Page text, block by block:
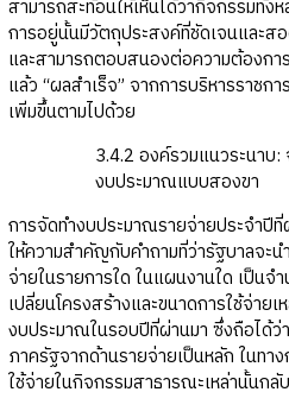
สามารถสะท้อนให้เห็นได้ว่ากิจกรรมทั้ง
การอยู่นั้นมีวัตถุประสงค์ที่ชัดเจนและส
และสามารถตอบสนองต่อความต้องกา
แล้ว “ผลสำเร็จ” จากการบริหารราชก
เพิ่มขึ้นตามไปด้วย
3.4.2 องค์รวมแนวระนาบ
งบประมาณแบบสองขา
การจัดทำงบประมาณรายจ่ายประจำปี
ให้ความสำคัญกับคำถามที่ว่ารัฐบาลจะ
จ่ายในรายการใด ในแผนงานใด เป็นจ
เปลี่ยนโครงสร้างและขนาดการใช้จ่าย
งบประมาณในรอบปีที่ผ่านมา ซึ่งถือได้
ภาครัฐจากด้านรายจ่ายเป็นหลัก ในทา
ใช้จ่ายในกิจกรรมสาธารณะเหล่านั้นกลั